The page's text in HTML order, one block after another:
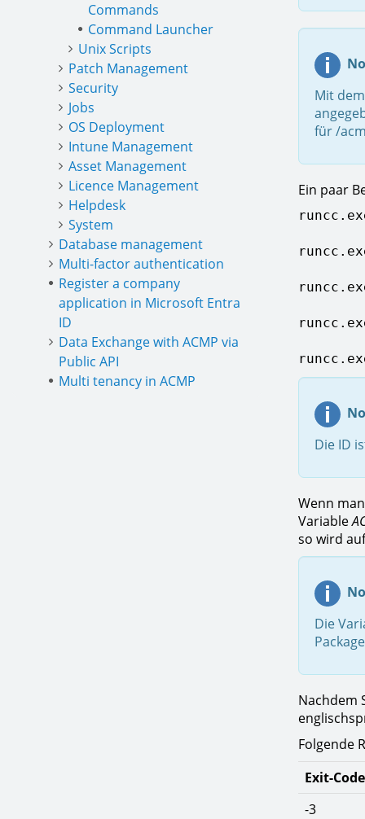
Mit
für /
Ein paar
Die ID
Wenn
Variable
so wird
Die
Nachdem
Folgende
Exit-Code
-3
Commands
Command Launcher
Unix Scripts
Patch Management
Security
Jobs
OS Deployment
Intune Management
Asset Management
Licence Management
Helpdesk
System
Database management
Multi-factor authentication
Register a company
application in Microsoft Entra
ID
Data Exchange with ACMP via
Public API
Multi tenancy in ACMP